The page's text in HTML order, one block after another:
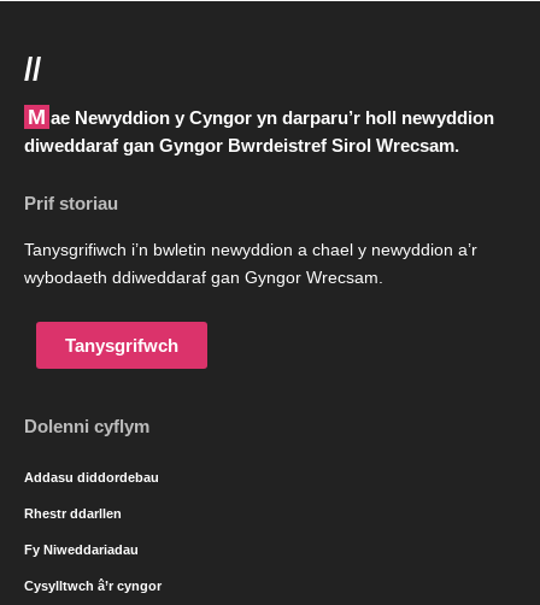
//
Mae Newyddion y Cyngor yn darparu’r holl newyddion
diweddaraf gan Gyngor Bwrdeistref Sirol Wrecsam.
Prif storiau
Tanysgrifiwch i’n bwletin newyddion a chael y newyddion a’r
wybodaeth ddiweddaraf gan Gyngor Wrecsam.
Tanysgrifwch
Dolenni cyflym
Addasu diddordebau
Rhestr ddarllen
Fy Niweddariadau
Cysylltwch â’r cyngor